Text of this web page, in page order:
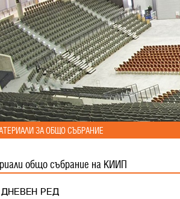
ЗА ОБЩО СЪБРАНИЕ
общо събрание на КИИП
ДНЕВЕН РЕД